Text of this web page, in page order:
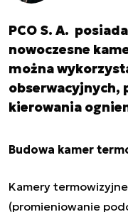
PCO S. A.
nowoczesne
można
obserwacyjnych,
kierowania
Budowa kamer
Kamery
(promieniowanie